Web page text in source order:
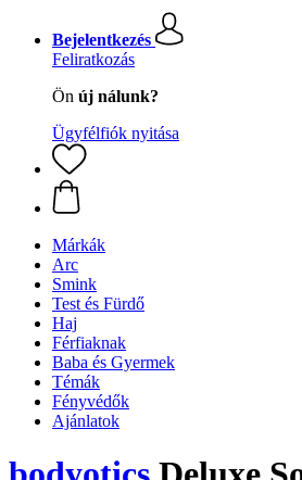
Bejelentkezés
Feliratkozás
Ön új nálunk?
Ügyfélfiók nyitása
Márkák
Arc
Smink
Test és Fürdő
Haj
Férfiaknak
Baba és Gyermek
Témák
Fényvédők
Ajánlatok